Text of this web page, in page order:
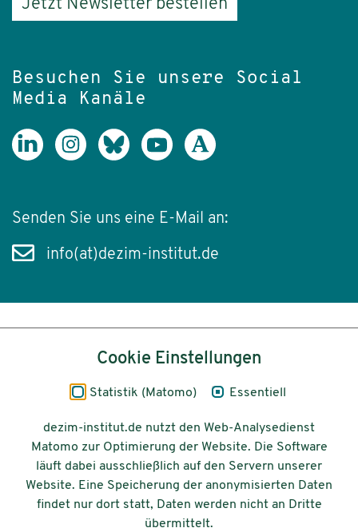
Jetzt Newsletter bestellen
Besuchen Sie unsere Social
Media Kanäle
Senden Sie uns eine E-Mail an:
info(at)dezim-institut.de
Impressum
Datenschutz
Barrierefreiheit
© 2026 Deutsches Zentrum für
Integrations-
Cookie Einstellungen
Statistik (Matomo) Essentiell
dezim-institut.de nutzt den Web-Analysedienst
Matomo zur Optimierung der Website. Die Software
läuft dabei ausschließlich auf den Servern unserer
Website. Eine Speicherung der anonymisierten Daten
findet nur dort statt, Daten werden nicht an Dritte
übermittelt.